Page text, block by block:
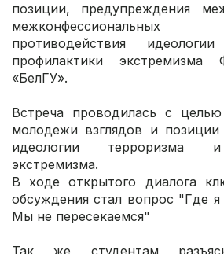
позиции, предупреждения
противодействия
профилактики
«БелГУ».
Встреча проводилась с
молодежи взглядов и позиции
идеологии терроризма и
экстремизма.
В ходе открытого диалога
обсуждения стал вопрос "Где
Мы не пересекаемся"
Так же студентам